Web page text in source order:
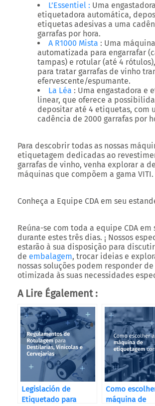
L’Essentiel : Uma
etiquetadora automática,
etiquetas adesivas a uma
garrafas por hora.
A R1000 Mista : Uma
automatizada para engarrafar
tampas) e rotular (até 4
para tratar garrafas de vinho
efervescente/espumante.
La Léa : Uma engastadora e
linear, que oferece a
depositar até 4 etiquetas, com
cadência de 2000 garrafas por
Para descobrir todas as nossas
etiquetagem dedicadas ao
garrafas de vinho, venha explorar a
máquinas que compõem a gama VITI.
Conheça a Equipe CDA em seu
Reúna-se com toda a equipe CDA em
durante estes três dias. ¡ Nossos
estarão à sua disposição para
de embalagem, trocar ideias e
nossas soluções podem responder
otimizada às suas necessidades
A Lire Également :
Legislación de
Etiquetado para
Como
máquina de